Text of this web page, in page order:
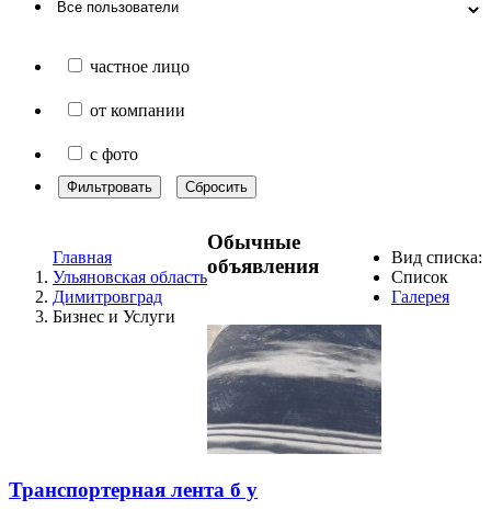
частное лицо
от компании
с фото
Фильтровать Сбросить
Главная
Ульяновская область
Димитровград
Бизнес и Услуги
Вид списка:
Список
Галерея
Обычные
объявления
Транспортерная лента б у